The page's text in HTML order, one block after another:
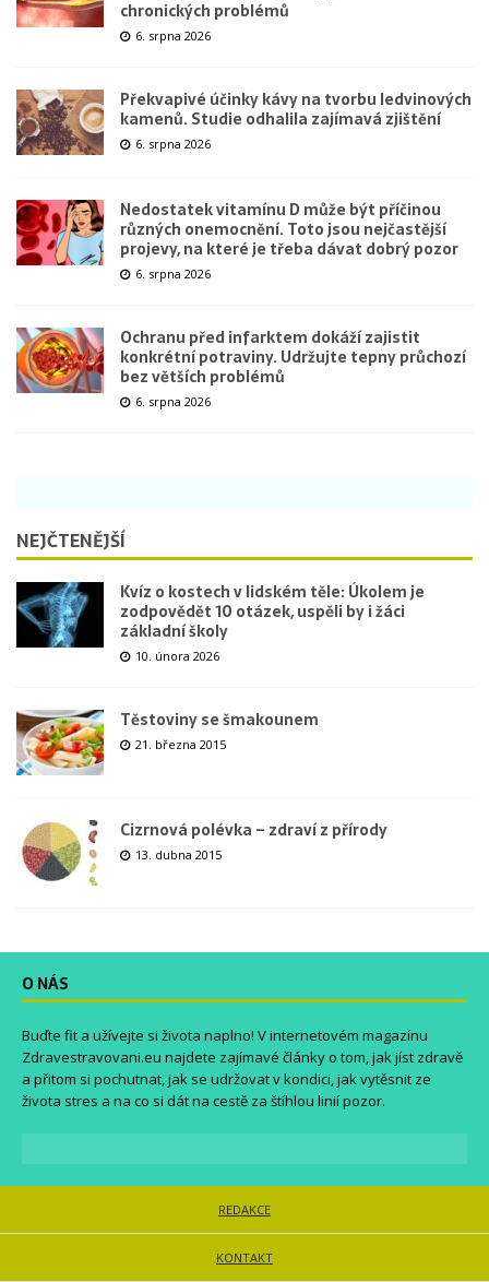
chronických problémů
6. srpna 2026
Překvapivé účinky kávy na tvorbu ledvinových
kamenů. Studie odhalila zajímavá zjištění
6. srpna 2026
Nedostatek vitamínu D může být příčinou
různých onemocnění. Toto jsou nejčastější
projevy, na které je třeba dávat dobrý pozor
6. srpna 2026
Ochranu před infarktem dokáží zajistit
konkrétní potraviny. Udržujte tepny průchozí
bez větších problémů
6. srpna 2026
NEJČTENĚJŠÍ
Kvíz o kostech v lidském těle: Úkolem je
zodpovědět 10 otázek, uspěli by i žáci
základní školy
10. února 2026
Těstoviny se šmakounem
21. března 2015
Cizrnová polévka – zdraví z přírody
13. dubna 2015
O NÁS
Buďte fit a užívejte si života naplno! V internetovém magazínu
Zdravestravovani.eu najdete zajímavé články o tom, jak jíst zdravě
a přitom si pochutnat, jak se udržovat v kondici, jak vytěsnit ze
života stres a na co si dát na cestě za štíhlou linií pozor.
REDAKCE
KONTAKT